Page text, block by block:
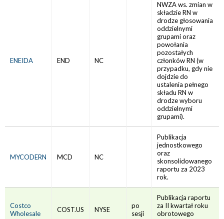
ENEIDA END NC
NWZA ws. zmian w
składzie RN w
drodze głosowania
oddzielnymi
grupami oraz
powołania
pozostałych
członków RN (w
przypadku, gdy nie
dojdzie do
ustalenia pełnego
składu RN w
drodze wyboru
oddzielnymi
grupami).
MYCODERN MCD NC
Publikacja
jednostkowego
oraz
skonsolidowanego
raportu za 2023
rok.
Costco
Wholesale
COST.US NYSE
po
sesji
Publikacja raportu
za II kwartał roku
obrotowego